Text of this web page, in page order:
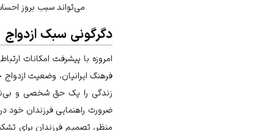
می‌تواند سبب بروز
دگرگونی سبک ازدواج
امروزه با پیشرفت امکانات
فرهنگ ایرانیان، وضعیت
زندگی را یک حق شخصی و
ضرورت راهنمایی فرزندان خود
منظر، تصمیم فرزندان برای